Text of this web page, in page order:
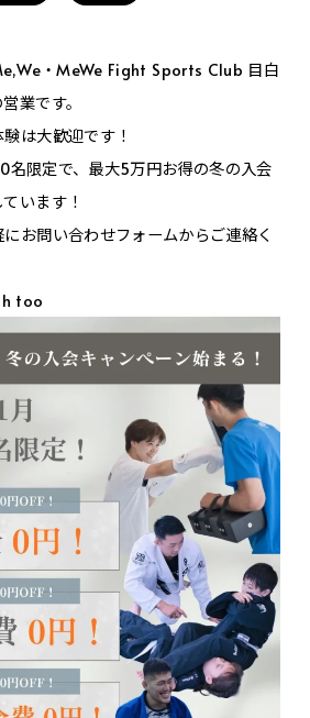
・MeWe Fight Sports Club 目白
業です。
は大歓迎です！
名限定で、最大5万円お得の冬の入会
います！
お問い合わせフォームからご連絡く
too